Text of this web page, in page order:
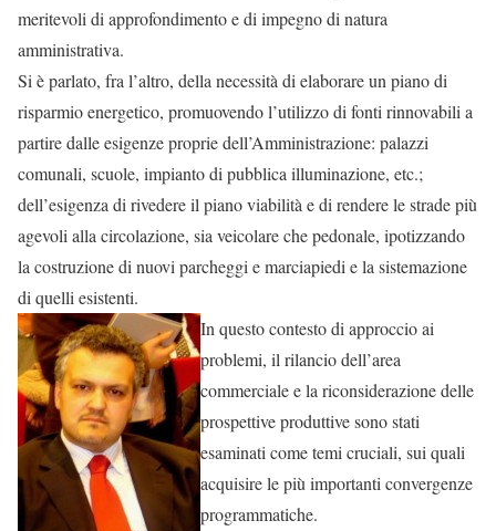
meritevoli di approfondimento e di impegno di natura
amministrativa.
Si è parlato, fra l’altro, della necessità di elaborare un piano di
risparmio energetico, promuovendo l’utilizzo di fonti rinnovabili a
partire dalle esigenze proprie dell’Amministrazione: palazzi
comunali, scuole, impianto di pubblica illuminazione, etc.;
dell’esigenza di rivedere il piano viabilità e di rendere le strade più
agevoli alla circolazione, sia veicolare che pedonale, ipotizzando
la costruzione di nuovi parcheggi e marciapiedi e la sistemazione
di quelli esistenti.
In questo contesto di approccio ai
problemi, il rilancio dell’area
commerciale e la riconsiderazione delle
prospettive produttive sono stati
esaminati come temi cruciali, sui quali
acquisire le più importanti convergenze
programmatiche.